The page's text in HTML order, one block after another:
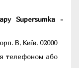
Supersumka -
В, Київ, 02000
телефоном або